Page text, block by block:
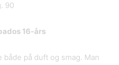
90
16-års
på duft og smag. Man